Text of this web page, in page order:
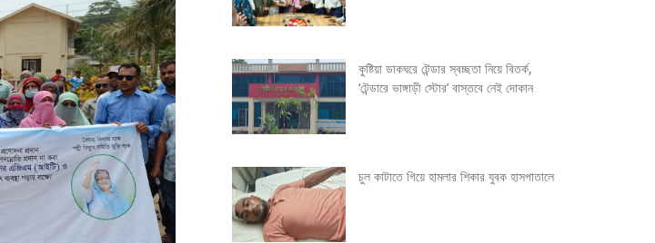
কুষ্টিয়া ডাকঘরে টেন্ডার স্বচ্ছতা নিয়ে বিতর্ক,
‘টেন্ডারে ভাঙ্গাড়ী স্টোর’ বাস্তবে নেই দোকান
চুল কাটাতে গিয়ে হামলার শিকার যুবক হাসপাতালে